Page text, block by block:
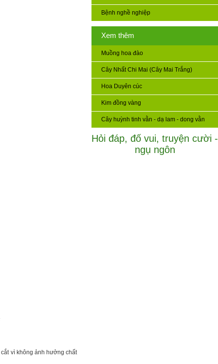
Bệnh nghề nghiệp
Xem thêm
Muồng hoa đào
Cây Nhất Chi Mai (Cây Mai Trắng)
Hoa Duyên cúc
Kim đồng vàng
Cây huỳnh tinh vằn - dạ lam - dong vằn
Hỏi đáp, đố vui, truyện cười -
ngụ ngôn
vì không ảnh hưởng chất